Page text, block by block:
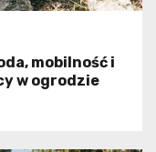
mobilność i
w ogrodzie